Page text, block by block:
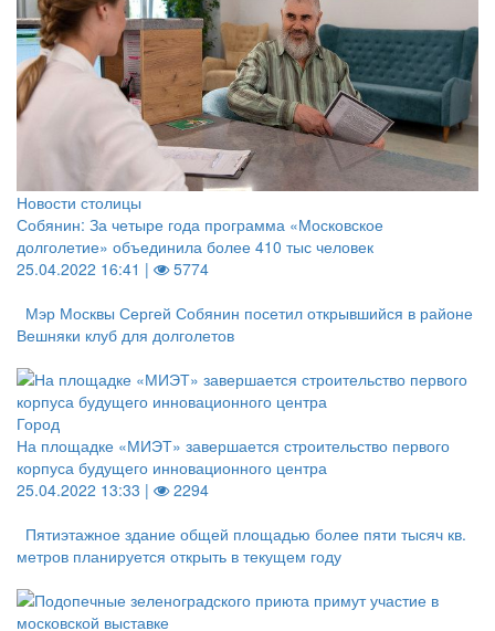
Новости столицы
Собянин: За четыре года программа «Московское
долголетие» объединила более 410 тыс человек
25.04.2022 16:41 |
5774
Мэр Москвы Сергей Собянин посетил открывшийся в районе
Вешняки клуб для долголетов
Город
На площадке «МИЭТ» завершается строительство первого
корпуса будущего инновационного центра
25.04.2022 13:33 |
2294
Пятиэтажное здание общей площадью более пяти тысяч кв.
метров планируется открыть в текущем году